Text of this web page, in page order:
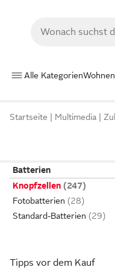
Alle Kategorien
Startseite Multimedia
Batterien
Knopfzellen
Fotobatterien
Standard-Batterien
Tipps vor dem Kauf